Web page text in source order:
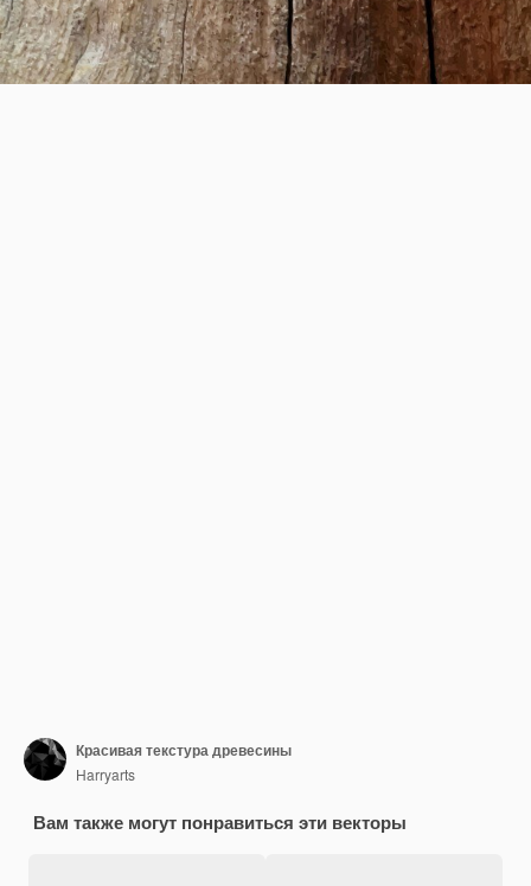
Красивая текстура древесины
Harryarts
Вам также могут понравиться эти векторы